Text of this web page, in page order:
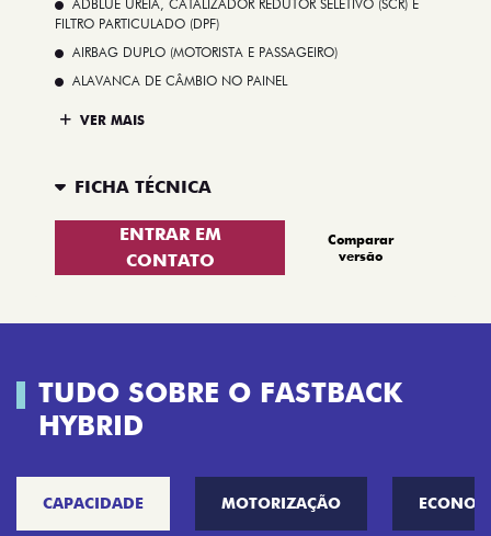
ADBLUE URÉIA, CATALIZADOR REDUTOR SELETIVO (SCR) E
FILTRO PARTICULADO (DPF)
AIRBAG DUPLO (MOTORISTA E PASSAGEIRO)
ALAVANCA DE CÂMBIO NO PAINEL
VER MAIS
FICHA TÉCNICA
ENTRAR EM
CONTATO
Comparar
versão
TUDO SOBRE O FASTBACK
HYBRID
CAPACIDADE MOTORIZAÇÃO